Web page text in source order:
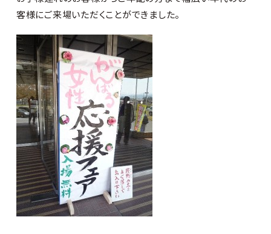
客様にご来場いただくことができました。